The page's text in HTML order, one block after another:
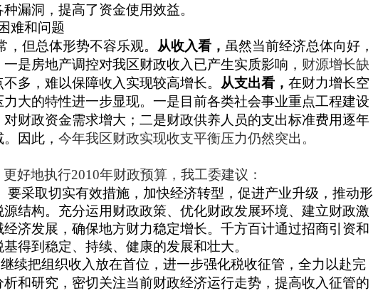
漏洞，提高了资金使用效益。
难和问题
，但总体形势不容乐观。 从收入看， 虽然当前经济总体向好，
是房地产调控对我区财政收入已产生实质影响， 财源增长缺
多，难以保障收入实现较高增长。 从支出看， 在财力增长空
大的特性进一步显现。 一是 目前各类社会事业重点工程建设
财政资金需求增大；二是财政供养人员的支出标准费用逐年
因此， 今年我区财政实现收支平衡压力仍然突出。
好地执行2010年财政预算，我工委建议：
要采取切实有效措施，加快经济转型，促进产业升级，推动形
结构。 充分运用财政政策、优化财政发展环境、建立财政激
经济发展 ，确保地方财力稳定增长。千方百计通过招商引资和
得到稳定、持续、健康的发展和壮大。
继续把组织收入放在首位，进一步强化税收征管，全力以赴完
和研究，密切关注当前财政经济运行走势，提高收入征管的